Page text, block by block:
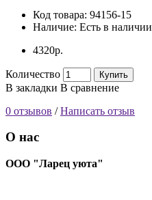
Код товара: 94156-15
Наличие: Есть в наличии
4320р.
Количество Купить
В закладки В сравнение
0 отзывов /Написать отзыв
О нас
ООО "Ларец уюта"